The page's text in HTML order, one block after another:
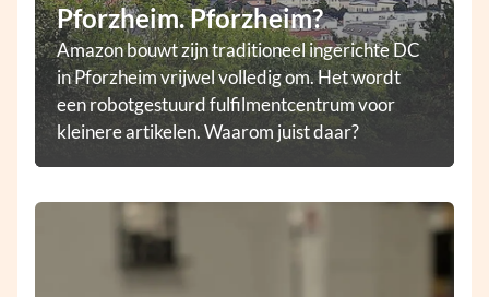
Pforzheim. Pforzheim?
Amazon bouwt zijn traditioneel ingerichte DC
in Pforzheim vrijwel volledig om. Het wordt
een robotgestuurd fulfilmentcentrum voor
kleinere artikelen. Waarom juist daar?